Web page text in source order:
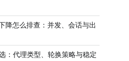
降怎么排查：并发、会话与出
：代理类型、轮换策略与稳定